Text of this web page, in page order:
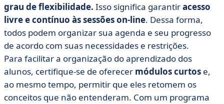
grau de flexibilidade. Isso significa garantiracesso
livre e contínuo às sessões on-line. Dessa forma,
todos podem organizar sua agenda e seu progresso
de acordo com suas necessidades e restrições.
Para facilitar a organização do aprendizado dos
alunos, certifique-se de oferecer módulos curtos e,
ao mesmo tempo, permitir que eles retomem os
conceitos que não entenderam. Com um programa